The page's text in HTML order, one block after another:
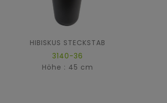
HIBISKUS STECKSTAB
3140-36
Höhe : 45 cm